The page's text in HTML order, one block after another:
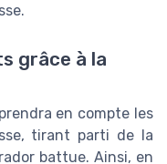
grâce à la
en compte les
tirant parti de la
battue. Ainsi, en